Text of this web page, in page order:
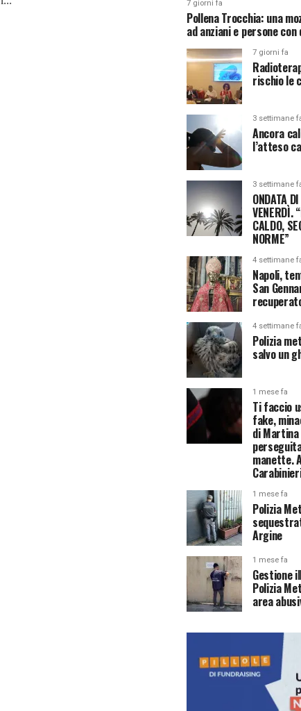
7 giorni fa
Pollena Trocchia: una
ad anziani e persone
7 giorni fa
rischio le
3 settimane
Ancora
l’atteso
3 settimane
ONDATA
VENERDÌ.
CALDO,
NORME”
4 settimane
Napoli,
San
4 settimane
Polizia
salvo un
1 mese fa
Ti faccio
fake,
di
manette.
1 mese fa
Polizia
Argine
1 mese fa
Gestione
Polizia
area